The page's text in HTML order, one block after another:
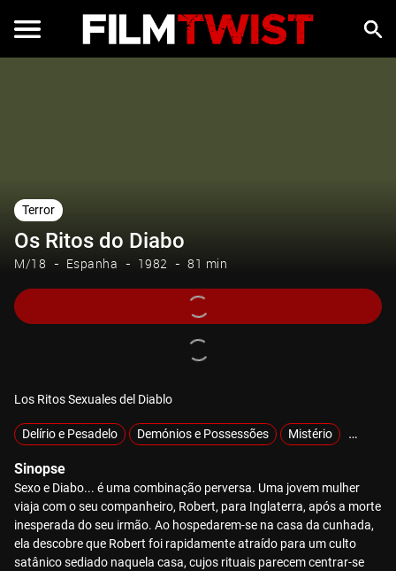
Terror
Os Ritos do Diabo
M/18 Espanha 1982 81 min
Los Ritos Sexuales del Diablo
Delírio e Pesadelo Demónios e Possessões Mistério
Sinopse
Sexo e Diabo... é uma combinação perversa. Uma jovem mulher
viaja com o seu companheiro, Robert, para Inglaterra, após a morte
inesperada do seu irmão. Ao hospedarem-se na casa da cunhada,
ela descobre que Robert foi rapidamente atraído para um culto
satânico sediado naquela casa, cujos rituais parecem centrar-se